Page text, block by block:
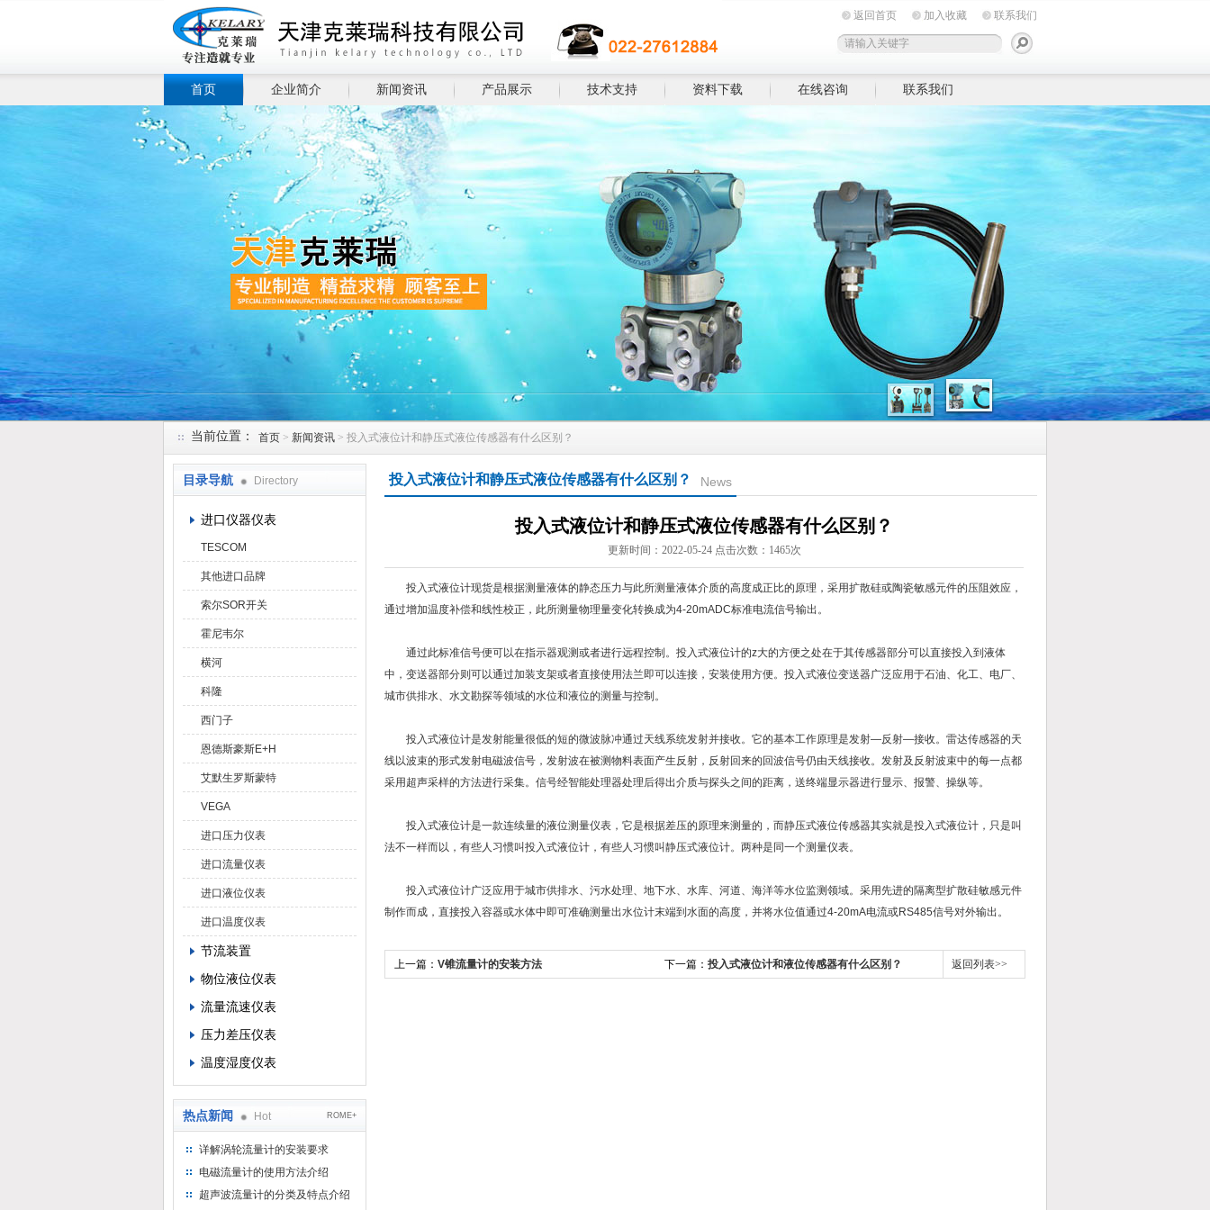
返回首页 加入收藏 联系我们
首页 企业简介 新闻资讯 产品展示 技术支持 资料下载 在线咨询 联系我们
当前位置： 首页 > 新闻资讯 > 投入式液位计和静压式液位传感器有什么区别？
目录导航 Directory
进口仪器仪表
TESCOM
其他进口品牌
索尔SOR开关
霍尼韦尔
横河
科隆
西门子
恩德斯豪斯E+H
艾默生罗斯蒙特
VEGA
进口压力仪表
进口流量仪表
进口液位仪表
进口温度仪表
节流装置
物位液位仪表
流量流速仪表
压力差压仪表
温度湿度仪表
热点新闻 Hot ROME+
详解涡轮流量计的安装要求
电磁流量计的使用方法介绍
超声波流量计的分类及特点介绍
投入式液位计和静压式液位传感器有什么区别？ News
投入式液位计和静压式液位传感器有什么区别？
更新时间：2022-05-24 点击次数：1465次
投入式液位计现货是根据测量液体的静态压力与此所测量液体介质的高度成正比的原理，采用扩散硅或陶瓷敏感元件的压阻效应，
通过增加温度补偿和线性校正，此所测量物理量变化转换成为4-20mADC标准电流信号输出。
通过此标准信号便可以在指示器观测或者进行远程控制。投入式液位计的z大的方便之处在于其传感器部分可以直接投入到液体
中，变送器部分则可以通过加装支架或者直接使用法兰即可以连接，安装使用方便。投入式液位变送器广泛应用于石油、化工、电厂、
城市供排水、水文勘探等领域的水位和液位的测量与控制。
投入式液位计是发射能量很低的短的微波脉冲通过天线系统发射并接收。它的基本工作原理是发射—反射—接收。雷达传感器的天
线以波束的形式发射电磁波信号，发射波在被测物料表面产生反射，反射回来的回波信号仍由天线接收。发射及反射波束中的每一点都
采用超声采样的方法进行采集。信号经智能处理器处理后得出介质与探头之间的距离，送终端显示器进行显示、报警、操纵等。
投入式液位计是一款连续量的液位测量仪表，它是根据差压的原理来测量的，而静压式液位传感器其实就是投入式液位计，只是叫
法不一样而以，有些人习惯叫投入式液位计，有些人习惯叫静压式液位计。两种是同一个测量仪表。
投入式液位计广泛应用于城市供排水、污水处理、地下水、水库、河道、海洋等水位监测领域。采用先进的隔离型扩散硅敏感元件
制作而成，直接投入容器或水体中即可准确测量出水位计末端到水面的高度，并将水位值通过4-20mA电流或RS485信号对外输出。
上一篇： V锥流量计的安装方法 下一篇： 投入式液位计和液位传感器有什么区别？ 返回列表>>